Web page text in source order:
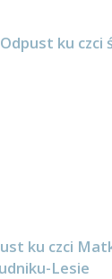
ku czci
ku czci
Lesie